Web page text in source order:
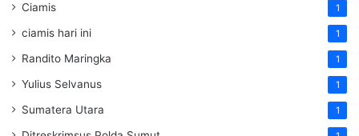
Ciamis 1
ciamis hari ini 1
Randito Maringka 1
Yulius Selvanus 1
Sumatera Utara 1